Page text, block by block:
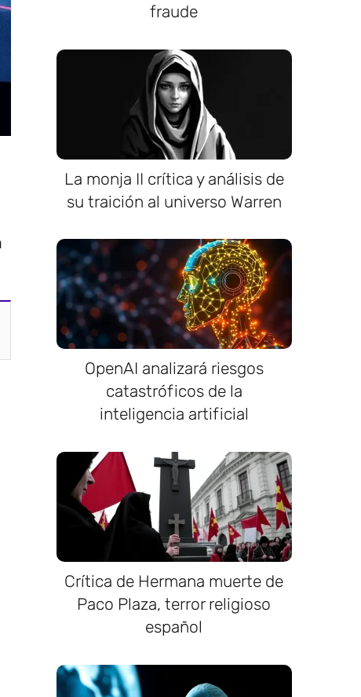
fraude
La monja II crítica y análisis de
su traición al universo Warren
OpenAI analizará riesgos
catastróficos de la
inteligencia artificial
Crítica de Hermana muerte de
Paco Plaza, terror religioso
español